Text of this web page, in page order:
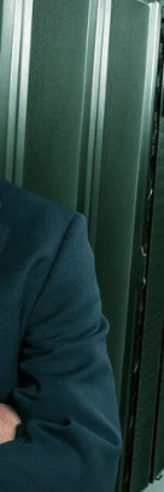
Centros de datos